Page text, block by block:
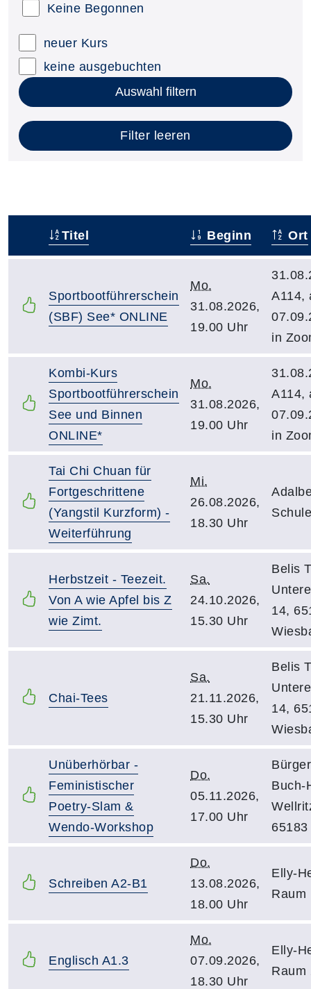
Keine Begonnen
neuer Kurs
keine ausgebuchten
Auswahl filtern
Filter leeren
Titel Beginn Ort
Sportbootführerschein
(SBF) See* ONLINE
Mo.
31.08.2026,
19.00 Uhr
A114,
in
Kombi-Kurs
Sportbootführerschein
See und Binnen
ONLINE*
Mo.
31.08.2026,
19.00 Uhr
A114,
in
Tai Chi Chuan für
Fortgeschrittene
(Yangstil Kurzform) -
Weiterführung
Mi.
26.08.2026,
18.30 Uhr
Schule
Herbstzeit - Teezeit.
Von A wie Apfel bis Z
wie Zimt.
Sa.
24.10.2026,
15.30 Uhr
Belis
14,
Chai-Tees
Sa.
21.11.2026,
15.30 Uhr
Belis
14,
Unüberhörbar -
Feministischer
Poetry-Slam &
Wendo-Workshop
Do.
05.11.2026,
17.00 Uhr
Buch-
Schreiben A2-B1
Do.
13.08.2026,
18.00 Uhr
Elly-
Raum
Englisch A1.3
Mo.
07.09.2026,
18.30 Uhr
Elly-
Raum